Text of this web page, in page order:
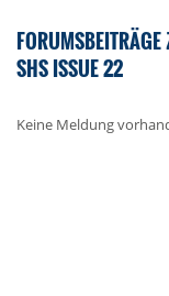
FORUMSBEITRÄGE
SHS ISSUE 22
Keine Meldung